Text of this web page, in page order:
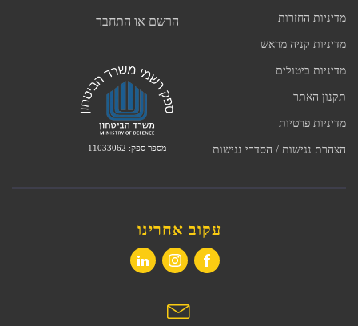
מדיניות החזרות
מדיניות קניה מראש
מדיניות ביטולים
תקנון האתר
מדיניות פרטיות
הצהרת נגישות / הסדרי נגישות
הרשם או התחבר
מספר ספק: 11033062
עקוב אחרינו